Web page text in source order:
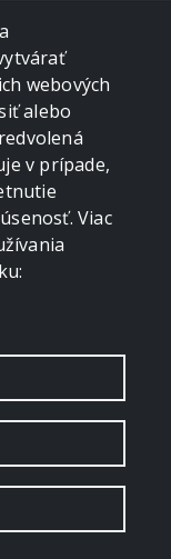
webových
alebo
v prípade,
Viac